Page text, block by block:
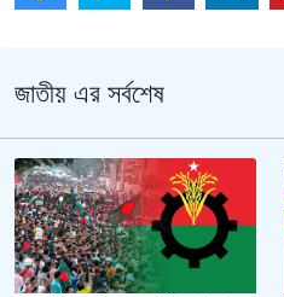
জাতীয় এর সর্বশেষ